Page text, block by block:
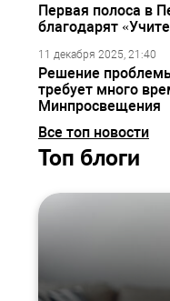
Первая полоса в
благодарят
11 декабря 2025, 21:40
Решение
требует много
Минпросвещения
Все топ новости
Топ блоги